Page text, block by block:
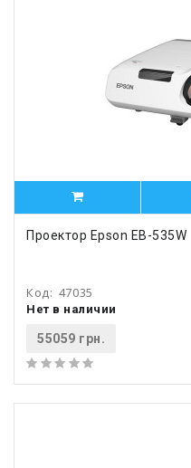
Проектор Epson EB-535W
Код: 47035
Нет в наличии
55059 грн.